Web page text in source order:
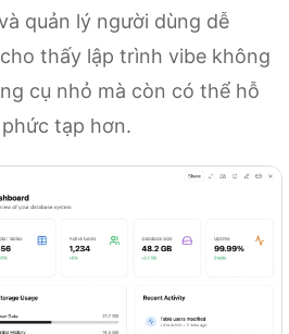
quản lý người dùng dễ
thấy lập trình vibe không
cụ nhỏ mà còn có thể hỗ
tạp hơn.